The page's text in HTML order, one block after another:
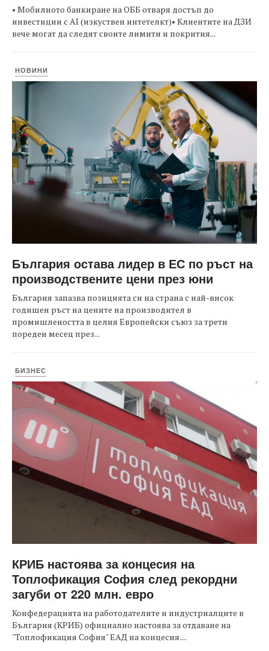
• Мобилното банкиране на ОББ отваря достъп до
инвестиции с AI (изкуствен интетелкт)• Клиентите на ДЗИ
вече могат да следят своите лимити и покрития...
НОВИНИ
България остава лидер в ЕС по ръст на
производствените цени през юни
България запазва позицията си на страна с най-висок
годишен ръст на цените на производител в
промишлеността в целия Европейски съюз за трети
пореден месец през...
БИЗНЕС
КРИБ настоява за концесия на
Топлофикация София след рекордни
загуби от 220 млн. евро
Конфедерацията на работодателите и индустриалците в
България (КРИБ) официално настоява за отдаване на
"Топлофикация София" ЕАД на концесия....